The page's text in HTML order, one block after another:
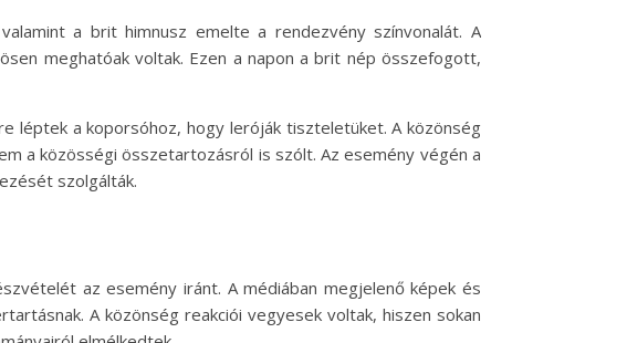
a brit himnusz emelte a rendezvény színvonalát. A
meghatóak voltak. Ezen a napon a brit nép összefogott,
léptek a koporsóhoz, hogy leróják tiszteletüket. A közönség
a közösségi összetartozásról is szólt. Az esemény végén a
szolgálták.
az esemény iránt. A médiában megjelenő képek és
A közönség reakciói vegyesek voltak, hiszen sokan